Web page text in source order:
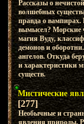
Рассказы о
волшебных
правда о
вымысел? Морские
магия Вуду,
демонов и
ангелов. Откуда
и характеристики
существ.
Мистические
[277]
Необычные и
явления природы.